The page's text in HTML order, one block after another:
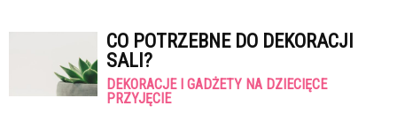
CO POTRZEBNE DO DEKORACJI
SALI?
DEKORACJE I GADŻETY NA DZIECIĘCE
PRZYJĘCIE